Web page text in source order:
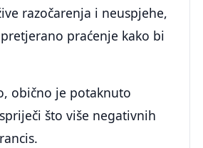
razočarenja i neuspjehe,
praćenje kako bi
obično je potaknuto
što više negativnih